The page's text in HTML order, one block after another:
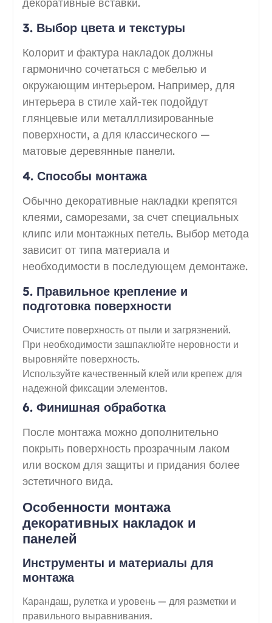
3. Выбор цвета и текстуры
Колорит и фактура накладок должны
гармонично сочетаться с мебелью и
окружающим интерьером. Например, для
интерьера в стиле хай-тек подойдут
глянцевые или металллизированные
поверхности, а для классического —
матовые деревянные панели.
4. Способы монтажа
Обычно декоративные накладки крепятся
клеями, саморезами, за счет специальных
клипс или монтажных петель. Выбор метода
зависит от типа материала и
необходимости в последующем демонтаже.
5. Правильное крепление и
подготовка поверхности
Очистите поверхность от пыли и загрязнений.
При необходимости зашпаклюйте неровности и
выровняйте поверхность.
Используйте качественный клей или крепеж для
надежной фиксации элементов.
6. Финишная обработка
После монтажа можно дополнительно
покрыть поверхность прозрачным лаком
или воском для защиты и придания более
эстетичного вида.
Особенности монтажа
декоративных накладок и
панелей
Инструменты и материалы для
монтажа
Карандаш, рулетка и уровень — для разметки и
правильного выравнивания.